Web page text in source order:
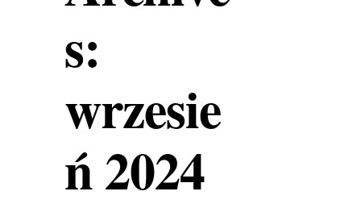
s:
wrzesie
ń 2024